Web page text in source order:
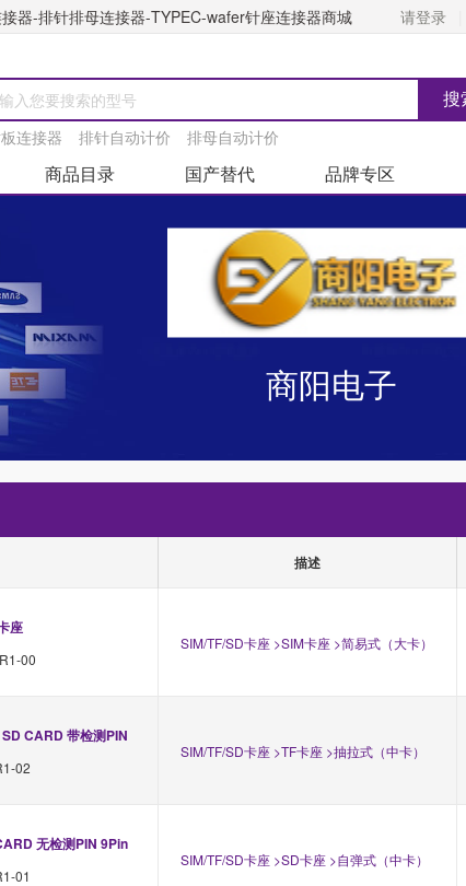
器-排针排母连接器-TYPEC-wafer针座连接器商城 请登录
连接器 排针自动计价 排母自动计价
商品目录 国产替代 品牌专区
商阳电子
描述
座
00
SIM/TF/SD卡座 >SIM卡座 >简易式（大卡）
CARD 带检测PIN
02
SIM/TF/SD卡座 >TF卡座 >抽拉式（中卡）
无检测PIN 9Pin
01
SIM/TF/SD卡座 >SD卡座 >自弹式（中卡）